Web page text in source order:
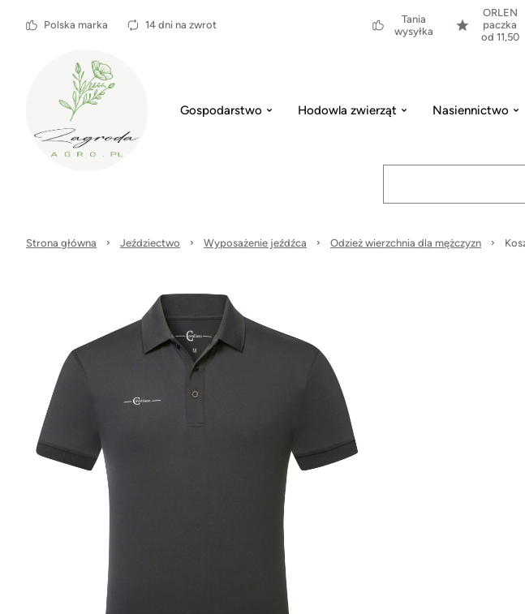
Polska marka 14 dni na zwrot
Tania
wysyłka
ORLEN
paczka
od 11,50
Gospodarstwo Hodowla zwierząt Nasiennictwo
Strona główna Jeździectwo Wyposażenie jeźdźca Odzież wierzchnia dla mężczyzn